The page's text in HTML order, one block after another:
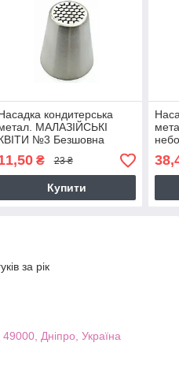
кондитерська
МАЛАЗІЙСЬКІ
№3 Безшовна
₴ 23 ₴
Купити
за рік
Дніпро, Україна